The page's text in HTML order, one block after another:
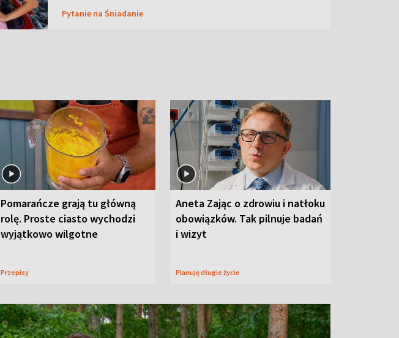
Pytanie na Śniadanie
Pomarańcze grają tu główną
rolę. Proste ciasto wychodzi
wyjątkowo wilgotne
Przepisy
Aneta Zając o zdrowiu i natłoku
obowiązków. Tak pilnuje badań
i wizyt
Planuję długie życie